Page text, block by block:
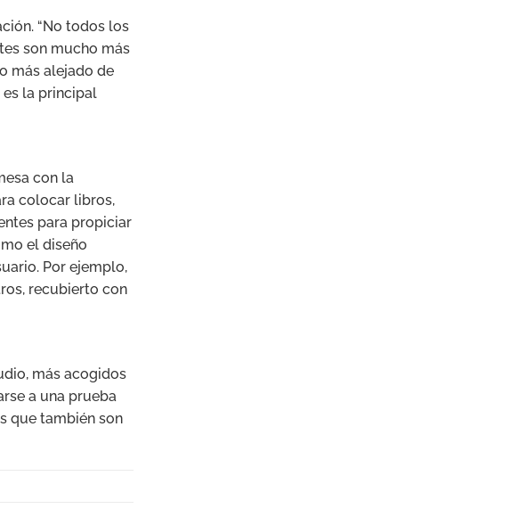
“No todos los
son mucho más
más alejado de
es la principal
con la
colocar libros,
para propiciar
el diseño
Por ejemplo,
recubierto con
más acogidos
a una prueba
que también son